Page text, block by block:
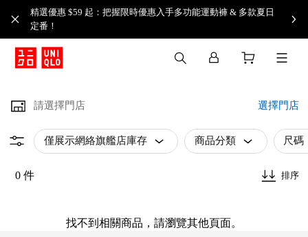
精選優惠 $59 起：把握限時優惠入手多功能運動褲 & 多款夏日
定番！​
請選擇門店 選擇門店
僅展示網絡旗艦店庫存 商品分類 尺碼
0 件 排序
找不到相關商品，請瀏覽其他頁面。